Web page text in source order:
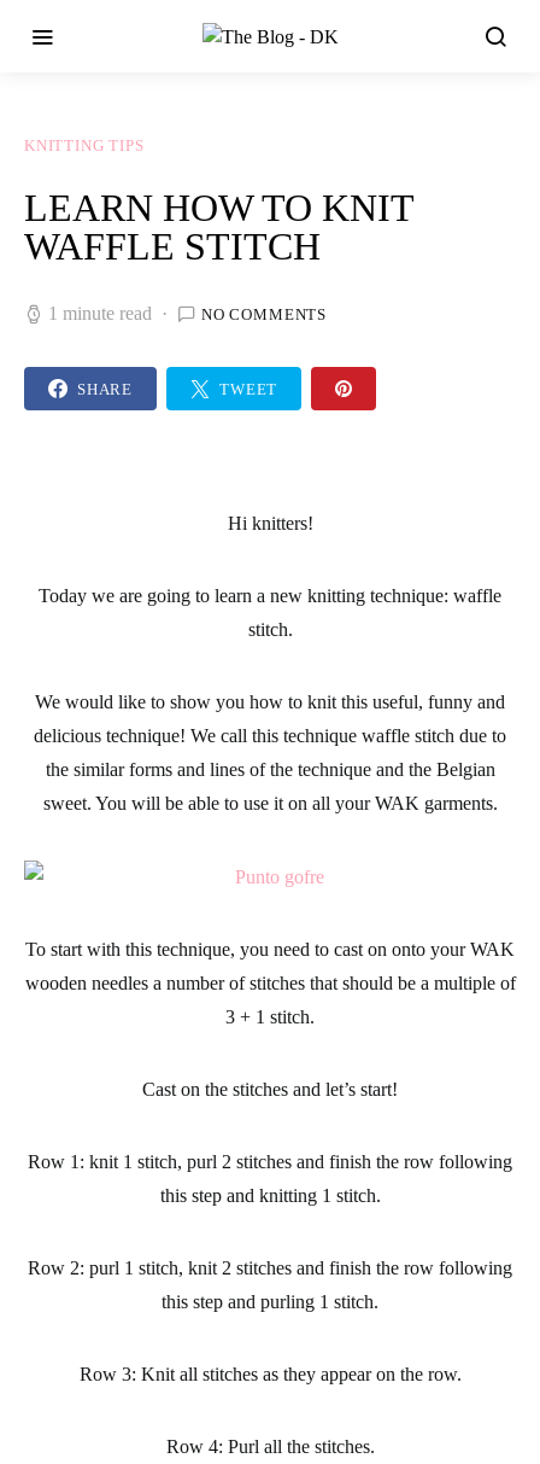
KNITTING TIPS
LEARN HOW TO KNIT
WAFFLE STITCH
1 minute read NO COMMENTS
SHARE TWEET
Hi knitters!
Today we are going to learn a new knitting technique: waffle
stitch.
We would like to show you how to knit this useful, funny and
delicious technique! We call this technique waffle stitch due to
the similar forms and lines of the technique and the Belgian
sweet. You will be able to use it on all yourWAK garments.
To start with this technique, you need to cast on onto your WAK
wooden needles a number of stitches that should be a multiple of
3 + 1 stitch.
Cast on the stitches and let’s start!
Row 1: knit 1 stitch, purl 2 stitches and finish the row following
this step and knitting 1 stitch.
Row 2: purl 1 stitch, knit 2 stitches and finish the row following
this step and purling 1 stitch.
Row 3: Knit all stitches as they appear on the row.
Row 4: Purl all the stitches.